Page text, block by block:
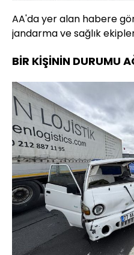
AA'da yer alan habere
jandarma ve sağlık
BİR KİŞİNİN DURUMU